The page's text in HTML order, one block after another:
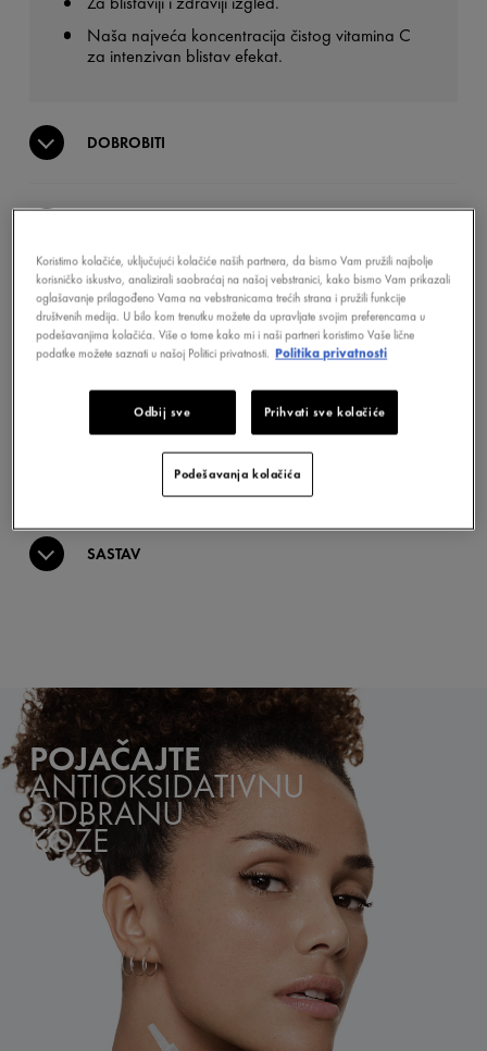
Naša najveća koncentracija čistog vitamina C
za intenzivan blistav efekat.
DOBROBITI
AKTIVNI SASTOJCI
KLINIČKI DOKAZANO
SASTAV
POJAČAJTE
ANTIOKSIDATIVNU
ODBRANU
KOŽE
Koristimo kolačiće, uključujući kolačiće naših partnera, da bismo Vam pružili najbolje
korisničko iskustvo, analizirali saobraćaj na našoj vebstranici, kako bismo Vam prikazali
oglašavanje prilagođeno Vama na vebstranicama trećih strana i pružili funkcije
društvenih medija. U bilo kom trenutku možete da upravljate svojim preferencama u
podešavanjima kolačića. Više o tome kako mi i naši partneri koristimo Vaše lične
podatke možete saznati u našoj Politici privatnosti. Politika privatnosti
Odbij sve Prihvati sve kolačiće
Podešavanja kolačića